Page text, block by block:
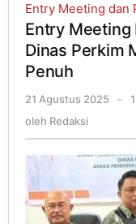
Entry Meeting dan
Entry Meeting
Dinas Perkim
Penuh
21 Agustus 2025 -
oleh Redaksi